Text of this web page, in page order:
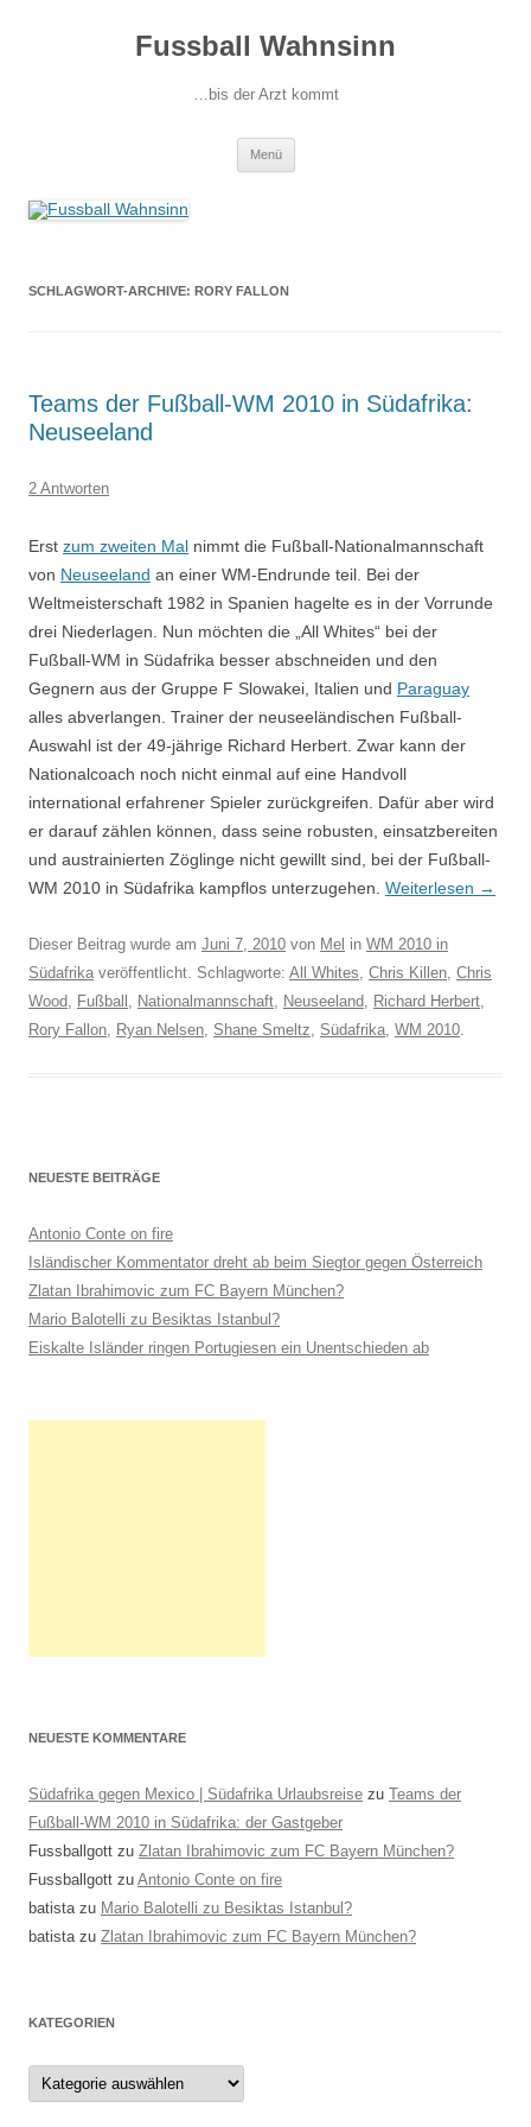
Fussball Wahnsinn
…bis der Arzt kommt
Menü
SCHLAGWORT-ARCHIVE: RORY FALLON
Teams der Fußball-WM 2010 in Südafrika:
Neuseeland
2 Antworten
Erst zum zweiten Mal nimmt die Fußball-Nationalmannschaft
von Neuseeland an einer WM-Endrunde teil. Bei der
Weltmeisterschaft 1982 in Spanien hagelte es in der Vorrunde
drei Niederlagen. Nun möchten die „All Whites“ bei der
Fußball-WM in Südafrika besser abschneiden und den
Gegnern aus der Gruppe F Slowakei, Italien und Paraguay
alles abverlangen. Trainer der neuseeländischen Fußball-
Auswahl ist der 49-jährige Richard Herbert. Zwar kann der
Nationalcoach noch nicht einmal auf eine Handvoll
international erfahrener Spieler zurückgreifen. Dafür aber wird
er darauf zählen können, dass seine robusten, einsatzbereiten
und austrainierten Zöglinge nicht gewillt sind, bei der Fußball-
WM 2010 in Südafrika kampflos unterzugehen. Weiterlesen →
Dieser Beitrag wurde am Juni 7, 2010 von Mel in WM 2010 in
Südafrika veröffentlicht. Schlagworte: All Whites, Chris Killen, Chris
Wood, Fußball , Nationalmannschaft, Neuseeland, Richard Herbert,
Rory Fallon, Ryan Nelsen, Shane Smeltz, Südafrika, WM 2010.
NEUESTE BEITRÄGE
Antonio Conte on fire
Isländischer Kommentator dreht ab beim Siegtor gegen Österreich
Zlatan Ibrahimovic zum FC Bayern München?
Mario Balotelli zu Besiktas Istanbul?
Eiskalte Isländer ringen Portugiesen ein Unentschieden ab
NEUESTE KOMMENTARE
Südafrika gegen Mexico | Südafrika Urlaubsreise zu Teams der
Fußball-WM 2010 in Südafrika: der Gastgeber
Fussballgott zu Zlatan Ibrahimovic zum FC Bayern München?
Fussballgott zu Antonio Conte on fire
batistazu Mario Balotelli zu Besiktas Istanbul?
batistazu Zlatan Ibrahimovic zum FC Bayern München?
KATEGORIEN
Kategorien